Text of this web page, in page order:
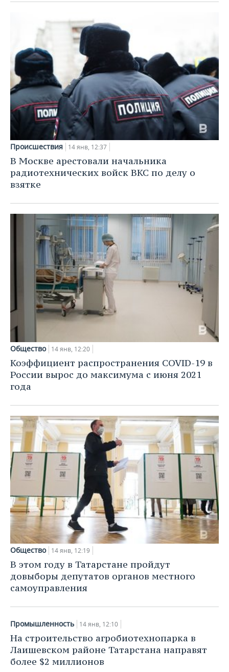
Происшествия 14 янв, 12:37
В Москве арестовали начальника
радиотехнических войск ВКС по делу о
взятке
Общество 14 янв, 12:20
Коэффициент распространения COVID-19 в
России вырос до максимума с июня 2021
года
Общество 14 янв, 12:19
В этом году в Татарстане пройдут
довыборы депутатов органов местного
самоуправления
Промышленность 14 янв, 12:10
На строительство агробиотехнопарка в
Лаишевском районе Татарстана направят
более $2 миллионов